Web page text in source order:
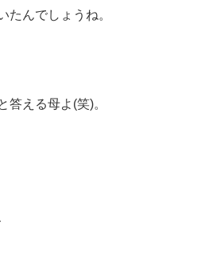
たんでしょうね。
答える母よ(笑)。